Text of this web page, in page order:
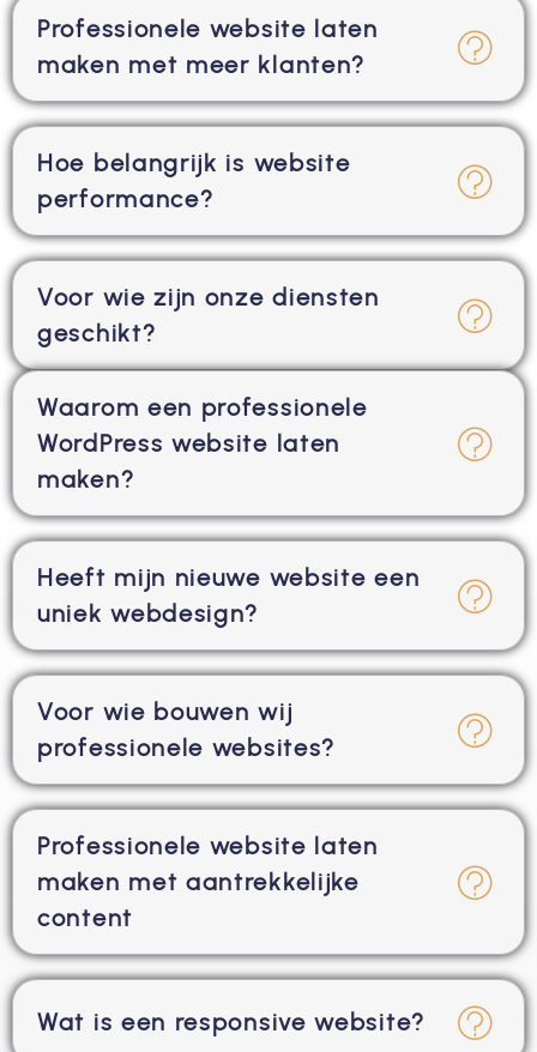
Professionele website laten
maken met meer klanten?
Hoe belangrijk is website
performance?
Voor wie zijn onze diensten
geschikt?
Waarom een professionele
WordPress website laten
maken?
Heeft mijn nieuwe website een
uniek webdesign?
Voor wie bouwen wij
professionele websites?
Professionele website laten
maken met aantrekkelijke
content
Wat is een responsive website?